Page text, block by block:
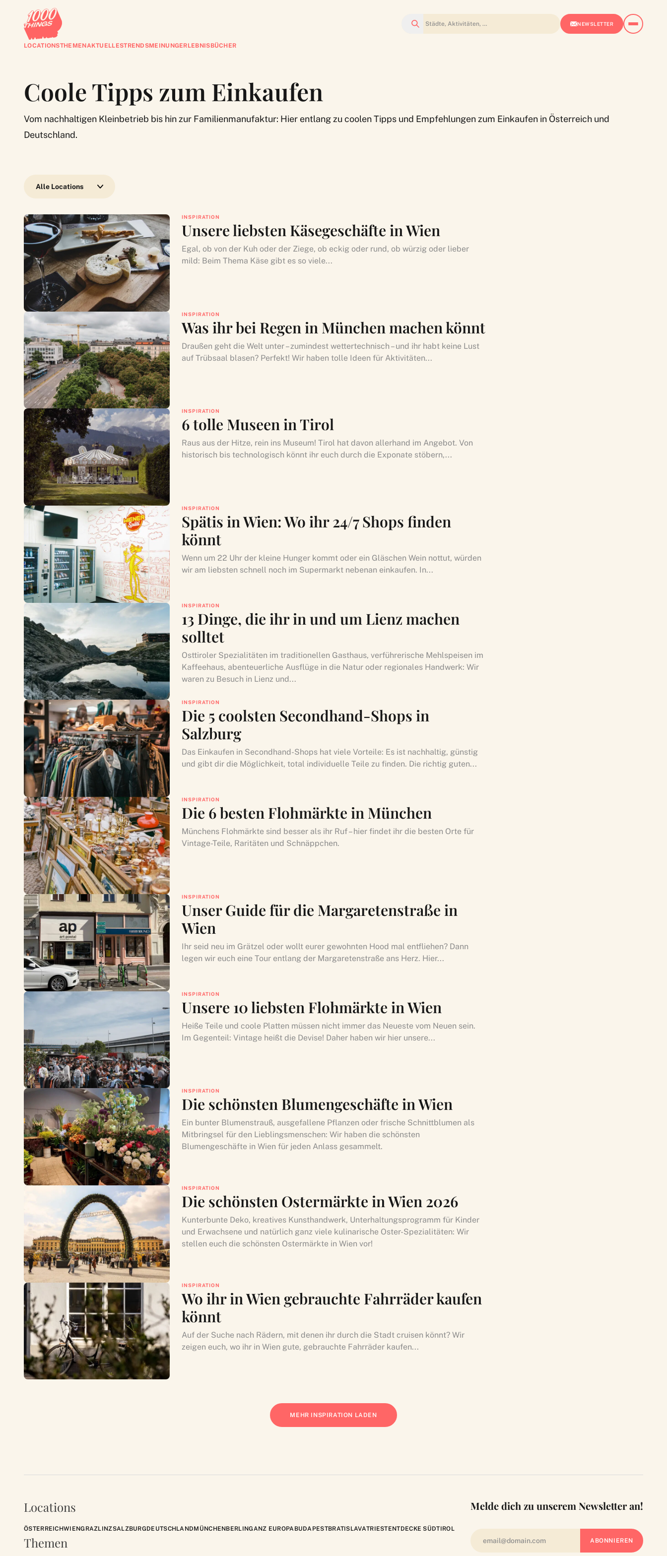
Suchen NEWSLETTER
LOCATIONSTHEMENAKTUELLESTRENDSMEINUNGERLEBNISBÜCHER
Coole Tipps zum Einkaufen
Vom nachhaltigen Kleinbetrieb bis hin zur Familienmanufaktur: Hier entlang zu coolen Tipps und Empfehlungen zum Einkaufen in Österreich und
Deutschland.
INSPIRATION
Unsere liebsten Käsegeschäfte in Wien
Egal, ob von der Kuh oder der Ziege, ob eckig oder rund, ob würzig oder lieber
mild: Beim Thema Käse gibt es so viele...
INSPIRATION
Was ihr bei Regen in München machen könnt
Draußen geht die Welt unter – zumindest wettertechnisch – und ihr habt keine Lust
auf Trübsaal blasen? Perfekt! Wir haben tolle Ideen für Aktivitäten...
INSPIRATION
6 tolle Museen in Tirol
Raus aus der Hitze, rein ins Museum! Tirol hat davon allerhand im Angebot. Von
historisch bis technologisch könnt ihr euch durch die Exponate stöbern,...
INSPIRATION
Spätis in Wien: Wo ihr 24/7 Shops finden
könnt
Wenn um 22 Uhr der kleine Hunger kommt oder ein Gläschen Wein nottut, würden
wir am liebsten schnell noch im Supermarkt nebenan einkaufen. In...
INSPIRATION
13 Dinge, die ihr in und um Lienz machen
solltet
Osttiroler Spezialitäten im traditionellen Gasthaus, verführerische Mehlspeisen im
Kaffeehaus, abenteuerliche Ausflüge in die Natur oder regionales Handwerk: Wir
waren zu Besuch in Lienz und...
INSPIRATION
Die 5 coolsten Secondhand-Shops in
Salzburg
Das Einkaufen in Secondhand-Shops hat viele Vorteile: Es ist nachhaltig, günstig
und gibt dir die Möglichkeit, total individuelle Teile zu finden. Die richtig guten...
INSPIRATION
Die 6 besten Flohmärkte in München
Münchens Flohmärkte sind besser als ihr Ruf – hier findet ihr die besten Orte für
Vintage-Teile, Raritäten und Schnäppchen.
INSPIRATION
Unser Guide für die Margaretenstraße in
Wien
Ihr seid neu im Grätzel oder wollt eurer gewohnten Hood mal entfliehen? Dann
legen wir euch eine Tour entlang der Margaretenstraße ans Herz. Hier...
INSPIRATION
Unsere 10 liebsten Flohmärkte in Wien
Heiße Teile und coole Platten müssen nicht immer das Neueste vom Neuen sein.
Im Gegenteil: Vintage heißt die Devise! Daher haben wir hier unsere...
INSPIRATION
Die schönsten Blumengeschäfte in Wien
Ein bunter Blumenstrauß, ausgefallene Pflanzen oder frische Schnittblumen als
Mitbringsel für den Lieblingsmenschen: Wir haben die schönsten
Blumengeschäfte in Wien für jeden Anlass gesammelt.
INSPIRATION
Die schönsten Ostermärkte in Wien 2026
Kunterbunte Deko, kreatives Kunsthandwerk, Unterhaltungsprogramm für Kinder
und Erwachsene und natürlich ganz viele kulinarische Oster-Spezialitäten: Wir
stellen euch die schönsten Ostermärkte in Wien vor!
INSPIRATION
Wo ihr in Wien gebrauchte Fahrräder kaufen
könnt
Auf der Suche nach Rädern, mit denen ihr durch die Stadt cruisen könnt? Wir
zeigen euch, wo ihr in Wien gute, gebrauchte Fahrräder kaufen...
MEHR INSPIRATION LADEN
Locations
ÖSTERREICHWIENGRAZLINZSALZBURGDEUTSCHLANDMÜNCHENBERLINGANZ EUROPA BUDAPESTBRATISLAVATRIESTENTDECKE SÜDTIROL
Themen
Melde dich zu unserem Newsletter an!